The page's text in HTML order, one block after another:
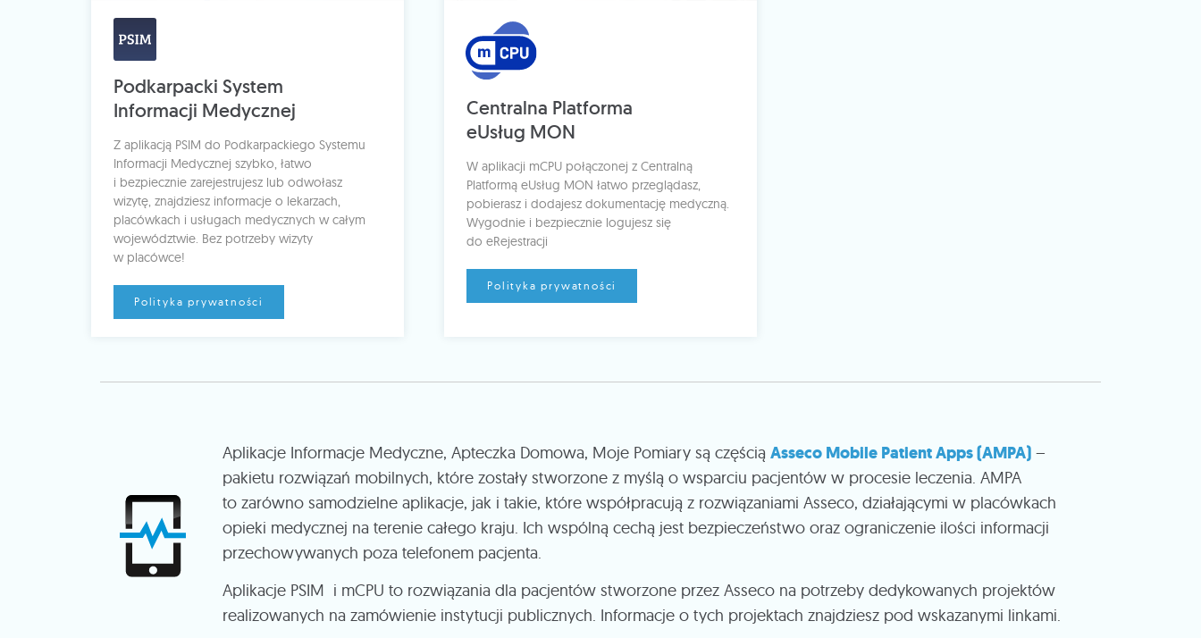
Podkarpacki System
Informacji Medycznej
Z aplikacją PSIM do Podkarpackiego Systemu
Informacji Medycznej szybko, łatwo
i bezpiecznie zarejestrujesz lub odwołasz
wizytę, znajdziesz informacje o lekarzach,
placówkach i usługach medycznych w całym
województwie. Bez potrzeby wizyty
w placówce!
Polityka prywatności
Centralna Platforma
eUsług MON
W aplikacji mCPU połączonej z Centralną
Platformą eUsług MON łatwo przeglądasz,
pobierasz i dodajesz dokumentację medyczną.
Wygodnie i bezpiecznie logujesz się
do eRejestracji
Polityka prywatności
Aplikacje Informacje Medyczne, Apteczka Domowa, Moje Pomiary są częścią Asseco Mobile Patient Apps (AMPA) –
pakietu rozwiązań mobilnych, które zostały stworzone z myślą o wsparciu pacjentów w procesie leczenia. AMPA
to zarówno samodzielne aplikacje, jak i takie, które współpracują z rozwiązaniami Asseco, działającymi w placówkach
opieki medycznej na terenie całego kraju. Ich wspólną cechą jest bezpieczeństwo oraz ograniczenie ilości informacji
przechowywanych poza telefonem pacjenta.
Aplikacje PSIM i mCPU to rozwiązania dla pacjentów stworzone przez Asseco na potrzeby dedykowanych projektów
realizowanych na zamówienie instytucji publicznych. Informacje o tych projektach znajdziesz pod wskazanymi linkami.